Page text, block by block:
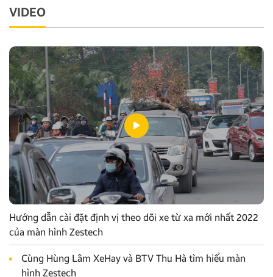
VIDEO
Hướng dẫn cài đặt định vị theo dõi xe từ xa mới nhất 2022
của màn hình Zestech
Cùng Hùng Lâm XeHay và BTV Thu Hà tìm hiểu màn
hình Zestech